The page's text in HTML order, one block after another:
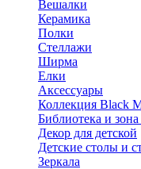
Вешалки
Керамика
Полки
Стеллажи
Ширма
Елки
Аксессуары
Коллекция Black
Библиотека и
Декор для детской
Детские столы и
Зеркала